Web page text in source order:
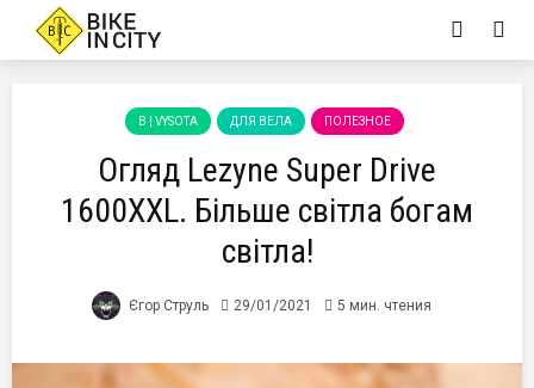
B | VYSOTA ДЛЯ ВЕЛА ПОЛЕЗНОЕ
Огляд Lezyne Super Drive
1600XXL. Більше світла богам
світла!
Єгор Струль 29/01/2021 5 мин. чтения